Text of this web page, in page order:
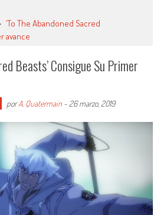
‘To The Abandoned Sacred
avance
Beasts’ Consigue Su Primer
porA. Quatermain- 26 marzo, 2019